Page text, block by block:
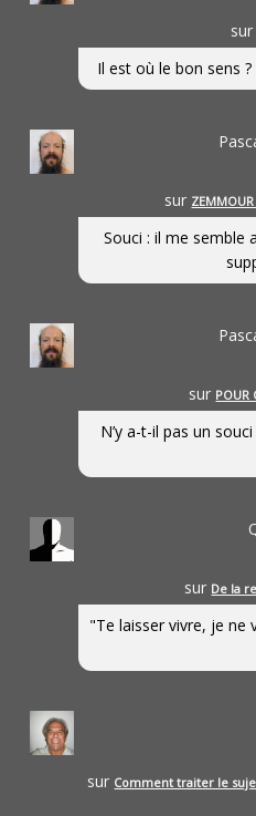
sur
Il est où le bon sens
sur
Souci : il me semble
sur POUR
N’y a-t-il pas un
sur De la
"Te laisser vivre, je ne
sur Comment traiter le